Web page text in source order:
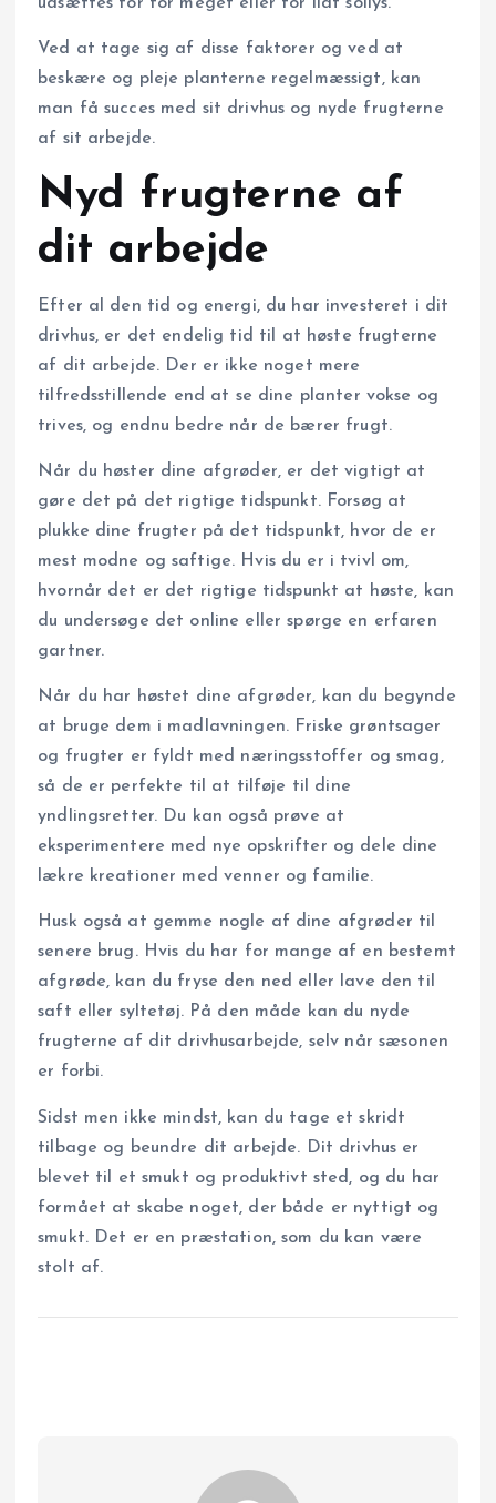
Ved at tage sig af disse faktorer og ved at
beskære og pleje planterne regelmæssigt, kan
man få succes med sit drivhus og nyde frugterne
af sit arbejde.
Nyd frugterne af
dit arbejde
Efter al den tid og energi, du har investeret i dit
drivhus, er det endelig tid til at høste frugterne
af dit arbejde. Der er ikke noget mere
tilfredsstillende end at se dine planter vokse og
trives, og endnu bedre når de bærer frugt.
Når du høster dine afgrøder, er det vigtigt at
gøre det på det rigtige tidspunkt. Forsøg at
plukke dine frugter på det tidspunkt, hvor de er
mest modne og saftige. Hvis du er i tvivl om,
hvornår det er det rigtige tidspunkt at høste, kan
du undersøge det online eller spørge en erfaren
gartner.
Når du har høstet dine afgrøder, kan du begynde
at bruge dem i madlavningen. Friske grøntsager
og frugter er fyldt med næringsstoffer og smag,
så de er perfekte til at tilføje til dine
yndlingsretter. Du kan også prøve at
eksperimentere med nye opskrifter og dele dine
lækre kreationer med venner og familie.
Husk også at gemme nogle af dine afgrøder til
senere brug. Hvis du har for mange af en bestemt
afgrøde, kan du fryse den ned eller lave den til
saft eller syltetøj. På den måde kan du nyde
frugterne af dit drivhusarbejde, selv når sæsonen
er forbi.
Sidst men ikke mindst, kan du tage et skridt
tilbage og beundre dit arbejde. Dit drivhus er
blevet til et smukt og produktivt sted, og du har
formået at skabe noget, der både er nyttigt og
smukt. Det er en præstation, som du kan være
stolt af.